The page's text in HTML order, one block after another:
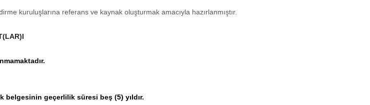
kuruluşlarına referans ve kaynak oluşturmak amacıyla hazırlanmıştır.
belgesinin geçerlilik süresi beş (5) yıldır.